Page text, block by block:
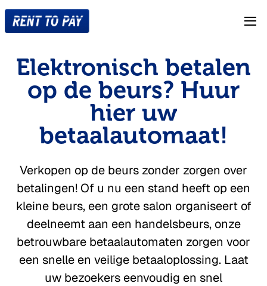
Betaalterminals
Hoe werkt het huren
Over ons
Contact
Elektronisch betalen
op de beurs? Huur
hier uw
betaalautomaat!
Verkopen op de beurs zonder zorgen over
betalingen! Of u nu een stand heeft op een
kleine beurs, een grote salon organiseert of
deelneemt aan een handelsbeurs, onze
betrouwbare betaalautomaten zorgen voor
een snelle en veilige betaaloplossing. Laat
uw bezoekers eenvoudig en snel